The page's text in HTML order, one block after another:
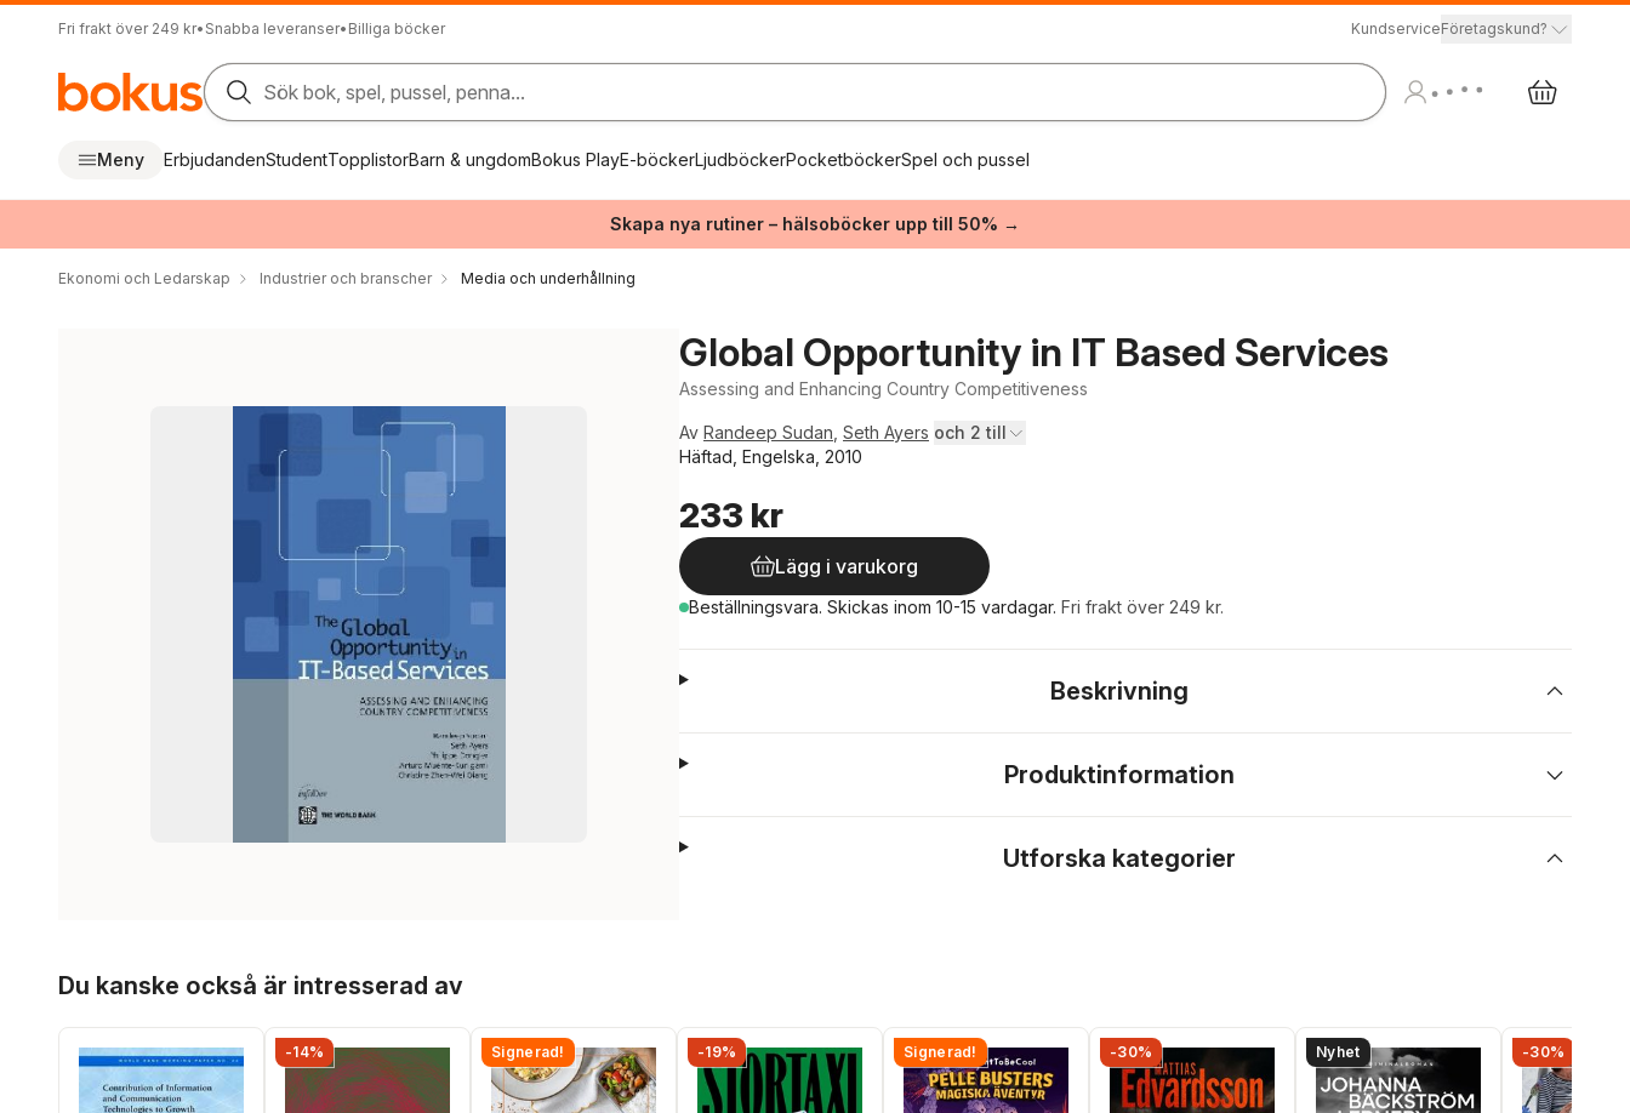
Fri frakt över 249 kr• Snabba leveranser• Billiga böcker KundserviceFöretagskund?
Sök bok, spel, pussel, penna...
Meny ErbjudandenStudentTopplistorBarn & ungdomBokus PlayE-böckerLjudböckerPocketböckerSpel och pussel
Skapa nya rutiner – hälsoböcker upp till 50% →
Ekonomi och Ledarskap Industrier och branscher Media och underhållning
Global Opportunity in IT Based Services
Assessing and Enhancing Country Competitiveness
Av Randeep Sudan Seth Ayers och 2 till
Häftad, Engelska, 2010
233 kr
Lägg i varukorg
Beställningsvara. Skickas inom 10-15 vardagar. Fri frakt över 249 kr.
Beskrivning
Produktinformation
Utforska kategorier
Du kanske också är intresserad av
-14% Signerad! -19% Signerad! -30% Nyhet -30%